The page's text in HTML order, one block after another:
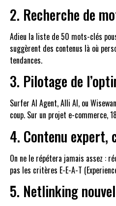
2. Recherche de
Adieu la liste de 50 mots-clés
suggèrent des contenus là où
tendances.
3. Pilotage de
Surfer AI Agent, Alli AI, ou
coup. Sur un projet e-commerce,
4. Contenu expert,
On ne le répétera jamais assez :
pas les critères E-E-A-T
5. Netlinking